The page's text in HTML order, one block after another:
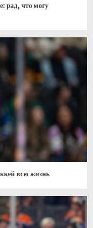
рад, что могу
всю жизнь